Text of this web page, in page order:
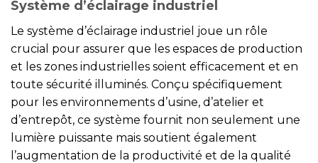
Système d’éclairage industriel
Le système d’éclairage industriel joue un rôle
crucial pour assurer que les espaces de production
et les zones industrielles soient efficacement et en
toute sécurité illuminés. Conçu spécifiquement
pour les environnements d’usine, d’atelier et
d’entrepôt, ce système fournit non seulement une
lumière puissante mais soutient également
l’augmentation de la productivité et de la qualité